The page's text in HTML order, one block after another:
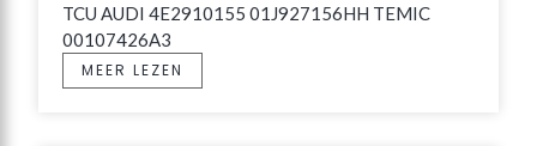
TCU AUDI 4E2910155 01J927156HH TEMIC
00107426A3
MEER LEZEN